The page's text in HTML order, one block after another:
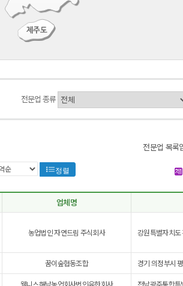
전문업 종류
전문업 목록
정렬
업체명
농업법인 자연드림 주식회사 강원특별자치
꿈이숲협동조합
경기 의정부시